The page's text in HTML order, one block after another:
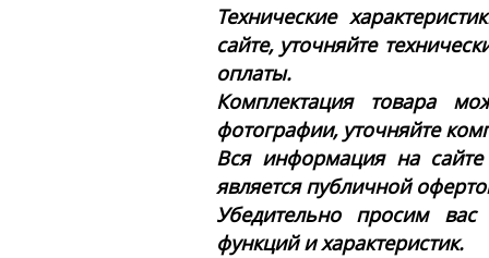
Технические
сайте, уточняйте
оплаты.
Комплектация товара
фотографии, уточняйте
Вся информация на
является публичной
Убедительно просим
функций и характеристик.